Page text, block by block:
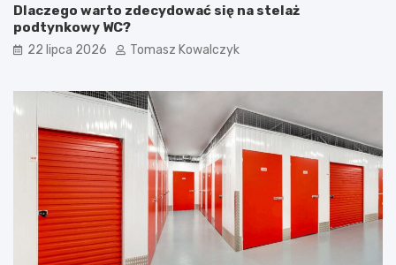
Dlaczego warto zdecydować się na stelaż
podtynkowy WC?
22 lipca 2026 Tomasz Kowalczyk